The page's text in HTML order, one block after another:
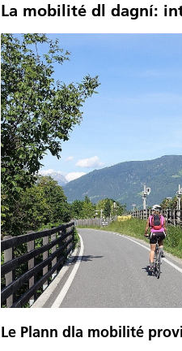
La mobilité dl dagní:
Le Plann dla mobilité